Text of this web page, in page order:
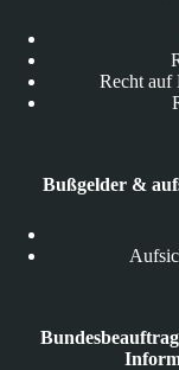
Recht auf
Bußgelder &